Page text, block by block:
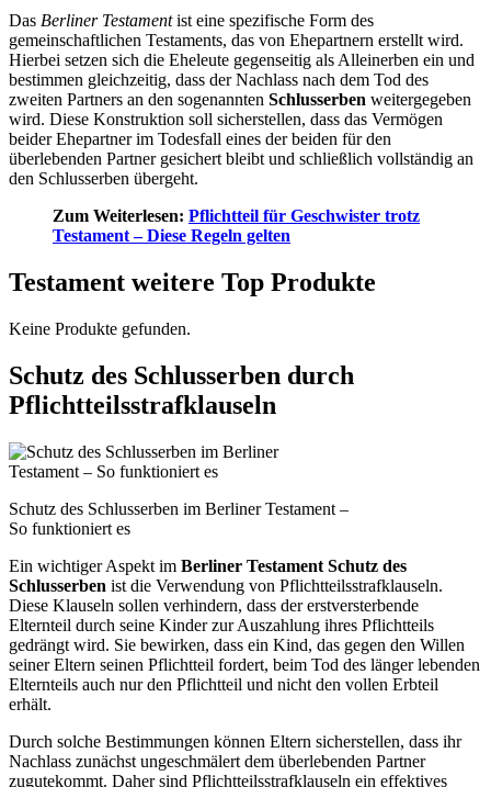
Das Berliner Testamentist eine spezifische Form des
gemeinschaftlichen Testaments, das von Ehepartnern erstellt wird.
Hierbei setzen sich die Eheleute gegenseitig als Alleinerben ein und
bestimmen gleichzeitig, dass der Nachlass nach dem Tod des
zweiten Partners an den sogenannten Schlusserben weitergegeben
wird. Diese Konstruktion soll sicherstellen, dass das Vermögen
beider Ehepartner im Todesfall eines der beiden für den
überlebenden Partner gesichert bleibt und schließlich vollständig an
den Schlusserben übergeht.
Zum Weiterlesen: Pflichtteil für Geschwister trotz
Testament – Diese Regeln gelten
Testament weitere Top Produkte
Keine Produkte gefunden.
Schutz des Schlusserben durch
Pflichtteilsstrafklauseln
Schutz des Schlusserben im Berliner Testament –
So funktioniert es
Ein wichtiger Aspekt im Berliner Testament Schutz des
Schlusserben ist die Verwendung von Pflichtteilsstrafklauseln.
Diese Klauseln sollen verhindern, dass der erstversterbende
Elternteil durch seine Kinder zur Auszahlung ihres Pflichtteils
gedrängt wird. Sie bewirken, dass ein Kind, das gegen den Willen
seiner Eltern seinen Pflichtteil fordert, beim Tod des länger lebenden
Elternteils auch nur den Pflichtteil und nicht den vollen Erbteil
erhält.
Durch solche Bestimmungen können Eltern sicherstellen, dass ihr
Nachlass zunächst ungeschmälert dem überlebenden Partner
zugutekommt. Daher sind Pflichtteilsstrafklauseln ein effektives